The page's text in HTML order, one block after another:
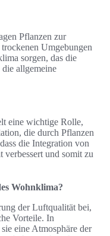
Pflanzen zur
Umgebungen
sorgen, das die
allgemeine
eine wichtige Rolle,
die durch Pflanzen
die Integration von
und somit zu
Wohnklima?
der Luftqualität bei,
Vorteile. In
eine Atmosphäre der